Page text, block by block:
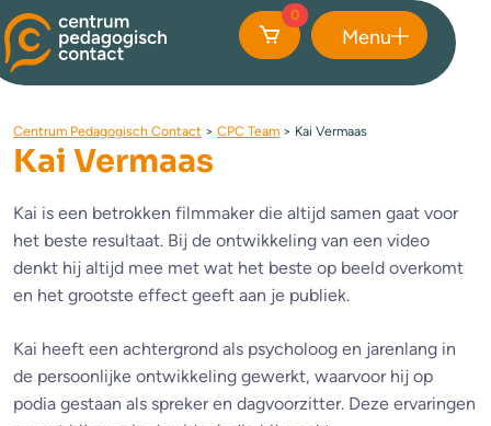
0
Menu
Centrum Pedagogisch Contact > CPC Team > Kai Vermaas
Kai Vermaas
Kai is een betrokken filmmaker die altijd samen gaat voor
het beste resultaat. Bij de ontwikkeling van een video
denkt hij altijd mee met wat het beste op beeld overkomt
en het grootste effect geeft aan je publiek.
Kai heeft een achtergrond als psycholoog en jarenlang in
de persoonlijke ontwikkeling gewerkt, waarvoor hij op
podia gestaan als spreker en dagvoorzitter. Deze ervaringen